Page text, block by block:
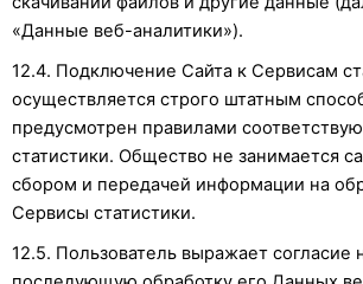
«Данные веб-аналитики»).
12.4. Подключение Сайта к Сервисам
осуществляется строго штатным
предусмотрен правилами
статистики. Общество не занимается
сбором и передачей информации на
Сервисы статистики.
12.5. Пользователь выражает согласие